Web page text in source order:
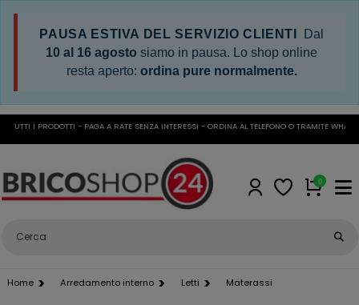
PAUSA ESTIVA DEL SERVIZIO CLIENTI
Dal
10 al 16 agosto siamo in pausa. Lo shop online
resta aperto: ordina pure normalmente.
I PRODOTTI - PAGA A RATE SENZA INTERESSI - ORDINA AL TELEFONO O TRAMITE WHATSAPP
0
Home Arredamento interno Letti Materassi